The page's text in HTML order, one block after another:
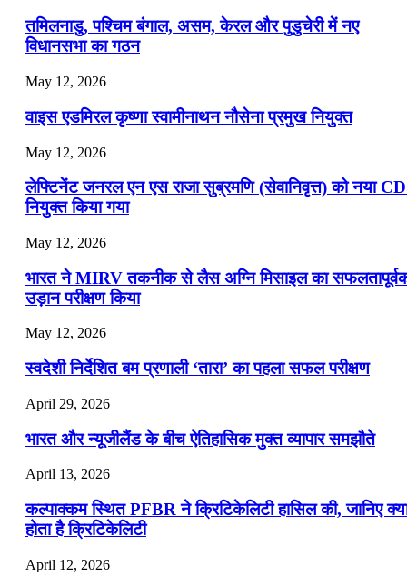
📝 डेली करेंट अफेयर्स: 16-18 जुलाई 2026
तमिलनाडु, पश्चिम बंगाल, असम, केरल और पुडुचेरी में नए
विधानसभा का गठन
May 12, 2026
वाइस एडमिरल कृष्णा स्वामीनाथन नौसेना प्रमुख नियुक्त
May 12, 2026
लेफ्टिनेंट जनरल एन एस राजा सुब्रमणि (सेवानिवृत्त) को नया
नियुक्त किया गया
May 12, 2026
भारत ने MIRV तकनीक से लैस अग्नि मिसाइल का
उड़ान परीक्षण किया
May 12, 2026
स्वदेशी निर्देशित बम प्रणाली ‘तारा’ का पहला सफल परीक्षण
April 29, 2026
भारत और न्यूजीलैंड के बीच ऐतिहासिक मुक्त व्यापार समझौते
April 13, 2026
कल्पाक्कम स्थित PFBR ने क्रिटिकेलिटी हासिल की, जानिए
होता है क्रिटिकेलिटी
April 12, 2026